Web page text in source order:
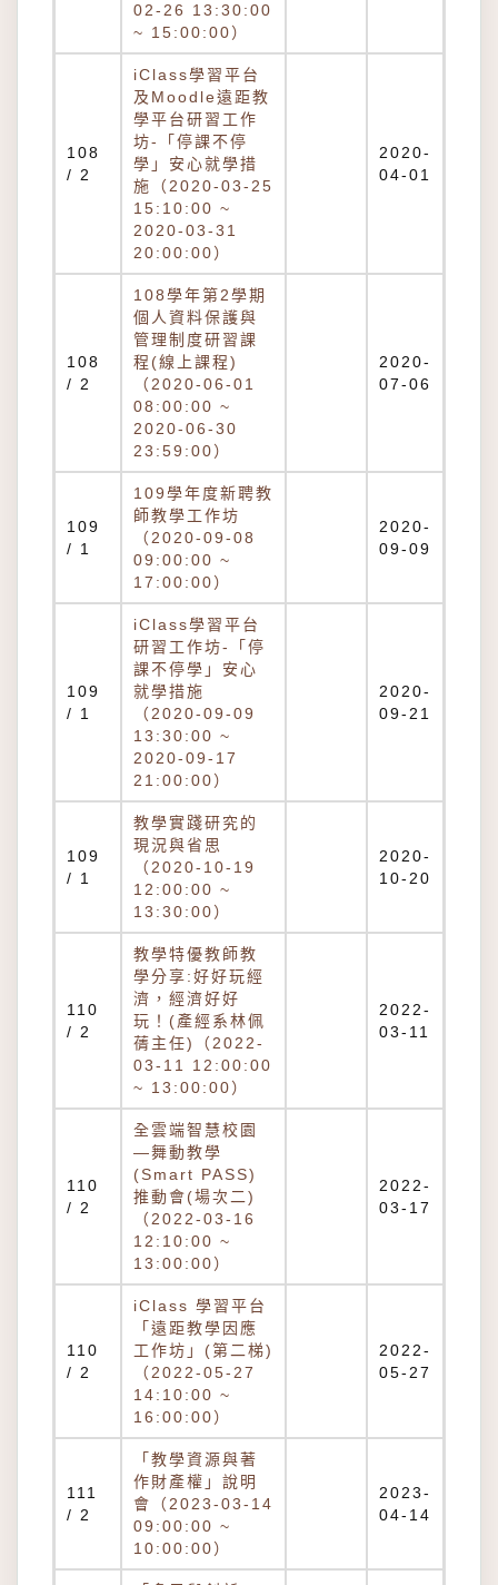
02-26 13:30:00
~ 15:00:00）
108
/ 2
iClass學習平台
及Moodle遠距教
學平台研習工作
坊-「停課不停
學」安心就學措
施（2020-03-25
15:10:00 ~
2020-03-31
20:00:00）
2020-
04-01
108
/ 2
108學年第2學期
個人資料保護與
管理制度研習課
程(線上課程)
（2020-06-01
08:00:00 ~
2020-06-30
23:59:00）
2020-
07-06
109
/ 1
109學年度新聘教
師教學工作坊
（2020-09-08
09:00:00 ~
17:00:00）
2020-
09-09
109
/ 1
iClass學習平台
研習工作坊-「停
課不停學」安心
就學措施
（2020-09-09
13:30:00 ~
2020-09-17
21:00:00）
2020-
09-21
109
/ 1
教學實踐研究的
現況與省思
（2020-10-19
12:00:00 ~
13:30:00）
2020-
10-20
110
/ 2
教學特優教師教
學分享:好好玩經
濟，經濟好好
玩！(產經系林佩
蒨主任)（2022-
03-11 12:00:00
~ 13:00:00）
2022-
03-11
110
/ 2
全雲端智慧校園
—舞動教學
(Smart PASS)
推動會(場次二)
（2022-03-16
12:10:00 ~
13:00:00）
2022-
03-17
110
/ 2
iClass 學習平台
「遠距教學因應
工作坊」(第二梯)
（2022-05-27
14:10:00 ~
16:00:00）
2022-
05-27
111
/ 2
「教學資源與著
作財產權」說明
會（2023-03-14
09:00:00 ~
10:00:00）
2023-
04-14